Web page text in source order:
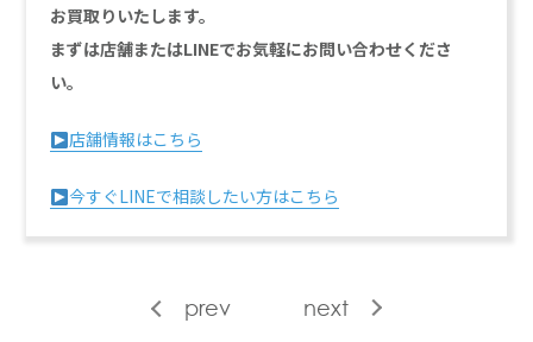
お買取りいたします。
まずは店舗またはLINEでお気軽にお問い合わせくださ
い。
店舗情報はこちら
今すぐLINEで相談したい方はこちら
prev next